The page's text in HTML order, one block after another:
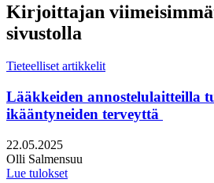
Kirjoittajan
sivustolla
Tieteelliset artikkelit
Lääkkeiden annostelulaitteilla
ikääntyneiden terveyttä
Julkaistu:
22.05.2025
Kirjoittajat:
Olli Salmensuu
Lue tulokset